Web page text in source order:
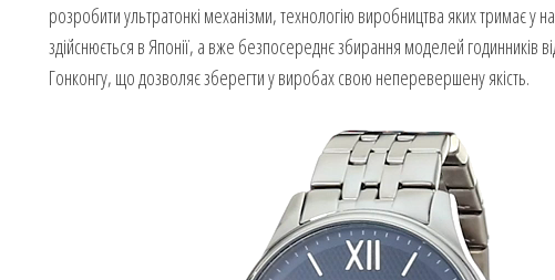
розробити ультратонкі механізми, технологію виробництва яких тримає у
здійснюється в Японії, а вже безпосереднє збирання моделей годинників
Гонконгу, що дозволяє зберегти у виробах свою неперевершену якість.